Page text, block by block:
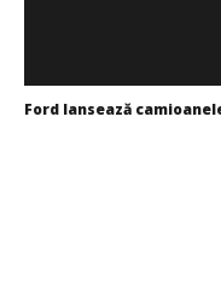
Ford lansează